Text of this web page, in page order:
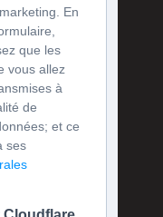
En
que les
vous allez
à
de
et ce
ses